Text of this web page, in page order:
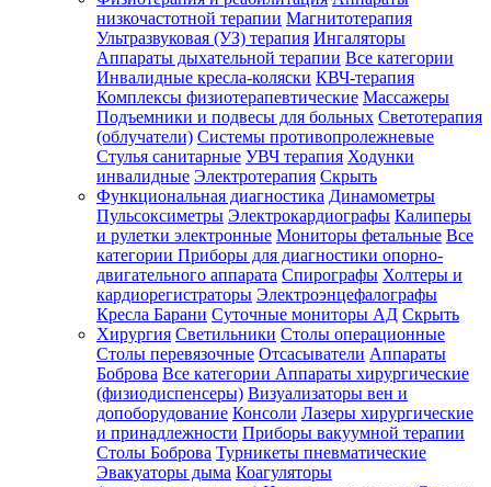
низкочастотной терапии Магнитотерапия
Ультразвуковая (УЗ) терапия Ингаляторы
Аппараты дыхательной терапии Все категории
Инвалидные кресла-коляски КВЧ-терапия
Комплексы физиотерапевтические Массажеры
Подъемники и подвесы для больных Светотерапия
(облучатели) Системы противопролежневые
Стулья санитарные УВЧ терапия Ходунки
инвалидные Электротерапия Скрыть
Функциональная диагностика Динамометры
Пульсоксиметры Электрокардиографы Калиперы
и рулетки электронные Мониторы фетальные Все
категории Приборы для диагностики опорно-
двигательного аппарата Спирографы Холтеры и
кардиорегистраторы Электроэнцефалографы
Кресла Барани Суточные мониторы АД Скрыть
Хирургия Светильники Столы операционные
Столы перевязочные Отсасыватели Аппараты
Боброва Все категории Аппараты хирургические
(физиодиспенсеры) Визуализаторы вен и
допоборудование Консоли Лазеры хирургические
и принадлежности Приборы вакуумной терапии
Столы Боброва Турникеты пневматические
Эвакуаторы дыма Коагуляторы